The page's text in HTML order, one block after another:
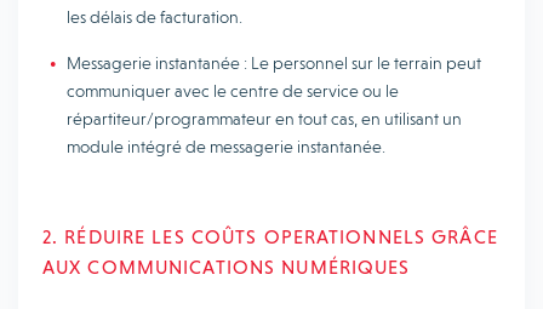
les délais de facturation.
Messagerie instantanée : Le personnel sur le terrain peut
communiquer avec le centre de service ou le
répartiteur/programmateur en tout cas, en utilisant un
module intégré de messagerie instantanée.
2. RÉDUIRE LES COÛTS OPERATIONNELS GRÂCE
AUX COMMUNICATIONS NUMÉRIQUES